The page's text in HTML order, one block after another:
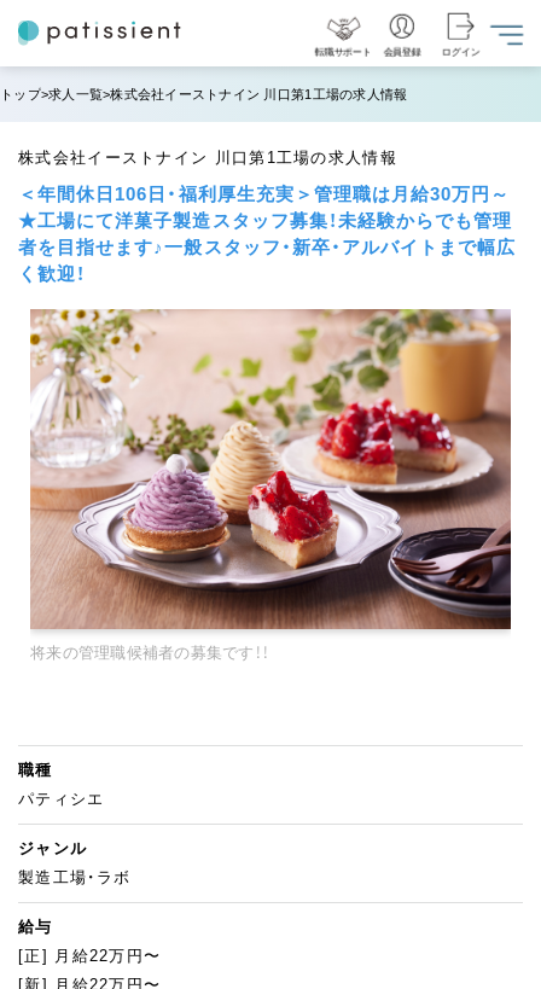
転職サポート 会員登録 ログイン
トップ 求人一覧 株式会社イーストナイン 川口第1工場の求人情報
株式会社イーストナイン 川口第1工場の求人情報
＜年間休日106日・福利厚生充実＞管理職は月給30万円～
★工場にて洋菓子製造スタッフ募集！未経験からでも管理
者を目指せます♪一般スタッフ・新卒・アルバイトまで幅広
く歓迎！
将来の管理職候補者の募集です！！
職種
パティシエ
ジャンル
製造工場・ラボ
給与
[正] 月給22万円〜
[新] 月給22万円〜